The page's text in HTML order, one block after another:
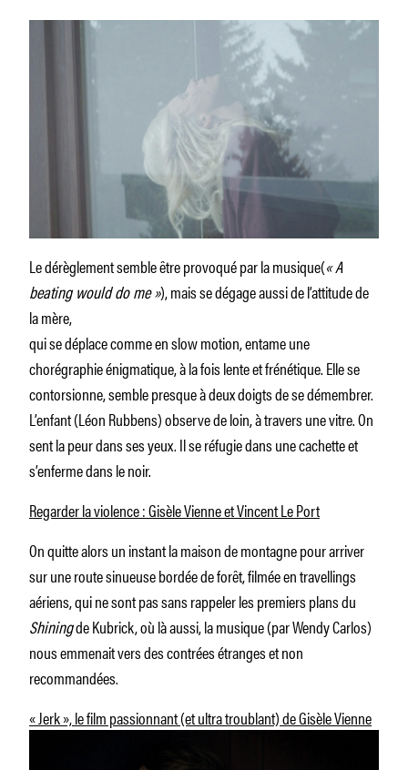
Le dérèglement semble être provoqué par la musique(« A
beating would do me »), mais se dégage aussi de l’attitude de
la mère,
qui se déplace comme en slow motion, entame une
chorégraphie énigmatique, à la fois lente et frénétique. Elle se
contorsionne, semble presque à deux doigts de se démembrer.
L’enfant (Léon Rubbens) observe de loin, à travers une vitre. On
sent la peur dans ses yeux. Il se réfugie dans une cachette et
s’enferme dans le noir.
Regarder la violence : Gisèle Vienne et Vincent Le Port
On quitte alors un instant la maison de montagne pour arriver
sur une route sinueuse bordée de forêt, filmée en travellings
aériens, qui ne sont pas sans rappeler les premiers plans du
Shiningde Kubrick, où là aussi, la musique (par Wendy Carlos)
nous emmenait vers des contrées étranges et non
recommandées.
« Jerk », le film passionnant (et ultra troublant) de Gisèle Vienne